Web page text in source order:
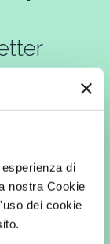
di
nostra Cookie
dei cookie
ed e-mail
quali ad